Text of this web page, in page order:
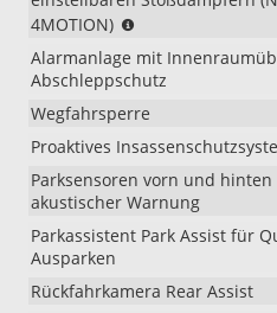
4MOTION)
mit
eHybrid
und
Alarmanlage mit
Abschleppschutz
Wegfahrsperre
Proaktives
Parksensoren vorn und
akustischer Warnung
Parkassistent Park Assist für
Ausparken
Rückfahrkamera Rear Assist